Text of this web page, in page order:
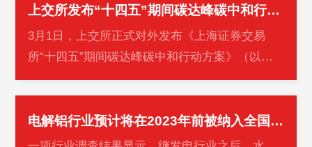
上交所发布“十四五”期间碳达峰碳中和行动方案
3月1日，上交所正式对外发布《上海证券交易
所“十四五”期间碳达峰碳中和行动方案》（以下
简称《行动方案》）。同日，绿色金融主题研讨
暨《行动方案》发布会在上交所交易…
电解铝行业预计将在2023年前被纳入全国碳市场